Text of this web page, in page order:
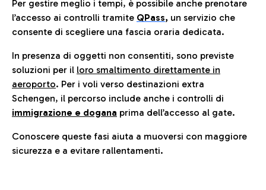
Per gestire meglio i tempi, è possibile anche prenotare
l’accesso ai controlli tramite QPass, un servizio che
consente di scegliere una fascia oraria dedicata.
In presenza di oggetti non consentiti, sono previste
soluzioni per il loro smaltimento direttamente in
aeroporto. Per i voli verso destinazioni extra
Schengen, il percorso include anche i controlli di
immigrazione e dogana prima dell’accesso al gate.
Conoscere queste fasi aiuta a muoversi con maggiore
sicurezza e a evitare rallentamenti.